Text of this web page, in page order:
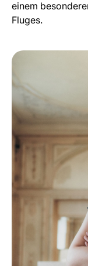
einem
Fluges.